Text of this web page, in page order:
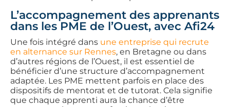
L’accompagnement des apprenants
dans les PME de l’Ouest, avec Afi24
Une fois intégré dans une entreprise qui recrute
en alternance sur Rennes, en Bretagne ou dans
d’autres régions de l’Ouest, il est essentiel de
bénéficier d’une structure d’accompagnement
adaptée. Les PME mettent parfois en place des
dispositifs de mentorat et de tutorat. Cela signifie
que chaque apprenti aura la chance d’être